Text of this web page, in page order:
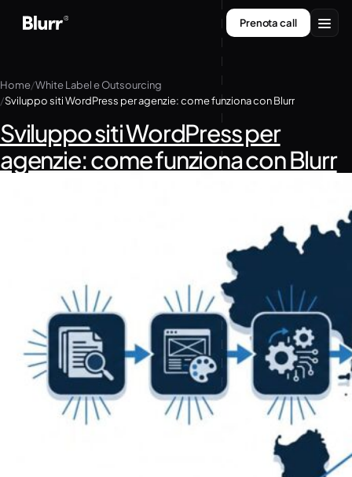
Prenota call
Chi siamo
Contatti
Home White Label e Outsourcing
Sviluppo siti WordPress per agenzie: come funziona con Blurr
Sviluppo siti WordPress per
agenzie: come funziona con Blurr